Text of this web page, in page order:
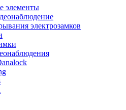
элементы
электрозамков